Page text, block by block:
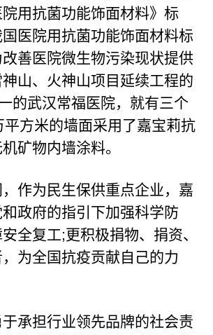
用抗菌功能饰面材料》标
医院用抗菌功能饰面材料标
善医院微生物污染现状提供
山、火神山项目延续工程的
的武汉常福医院，就有三个
方米的墙面采用了嘉宝莉抗
矿物内墙涂料。
为民生保供重点企业，嘉
政府的指引下加强科学防
全复工;更积极捐物、捐资、
为全国抗疫贡献自己的力
担行业领先品牌的社会责